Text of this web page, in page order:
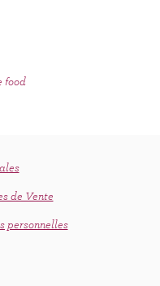
de Vente
food
personnelles